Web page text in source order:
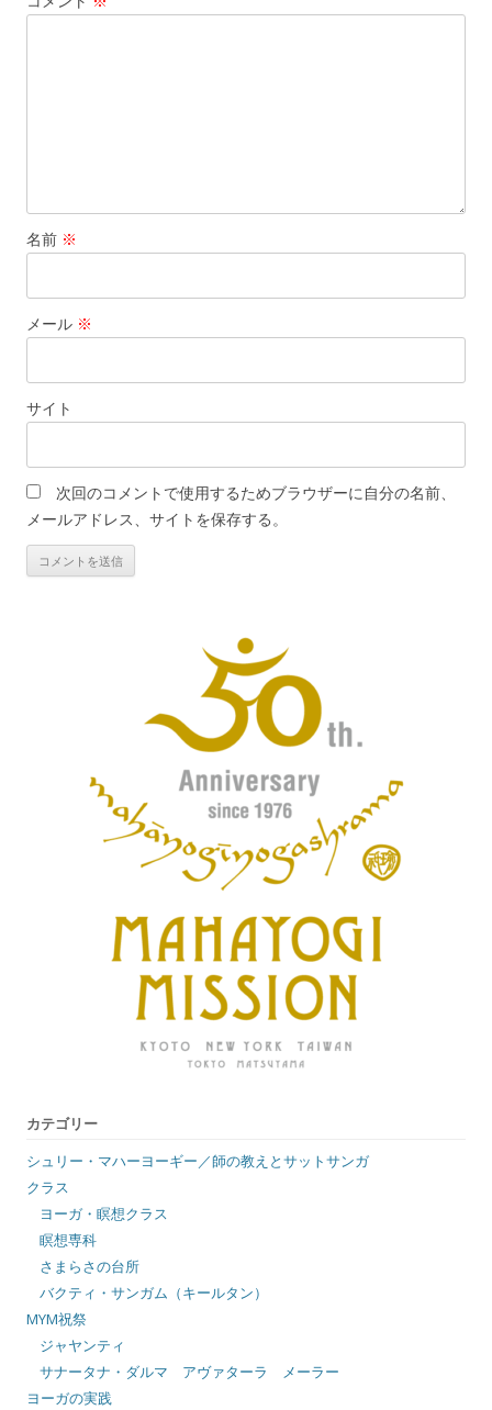
シ
名前 ※
メール ※
サイト
次回のコメントで使用するためブラウザーに自分の名前、
メールアドレス、サイトを保存する。
カテゴリー
シュリー・マハーヨーギー／師の教えとサットサンガ
クラス
ヨーガ・瞑想クラス
瞑想専科
さまらさの台所
バクティ・サンガム（キールタン）
MYM祝祭
ジャヤンティ
サナータナ・ダルマ アヴァターラ メーラー
ヨーガの実践